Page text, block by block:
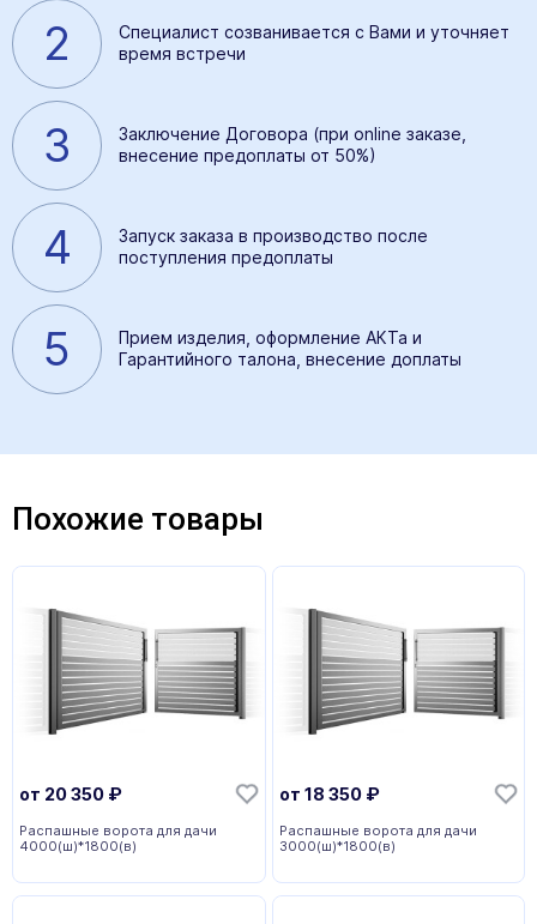
2
Специалист созванивается с Вами и уточняет
время встречи
3
Заключение Договора (при online заказе,
внесение предоплаты от 50%)
4
Запуск заказа в производство после
поступления предоплаты
5
Прием изделия, оформление АКТа и
Гарантийного талона, внесение доплаты
Похожие товары
от 20 350 ₽
Распашные ворота для дачи
4000(ш)*1800(в)
от 18 350 ₽
Распашные ворота для дачи
3000(ш)*1800(в)